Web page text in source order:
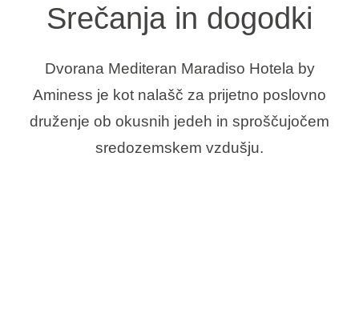
Blogovi
Srečanja in dogodki
Dvorana Mediteran Maradiso Hotela by
Aminess je kot nalašč za prijetno poslovno
druženje ob okusnih jedeh in sproščujočem
sredozemskem vzdušju.